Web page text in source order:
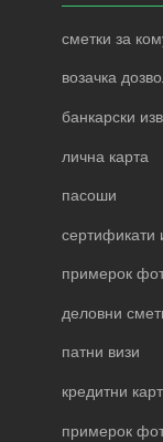
сметки за
возачка
банкарски
лична карта
пасоши
сертификати
примерок
деловни
патни визи
кредитни
примерок